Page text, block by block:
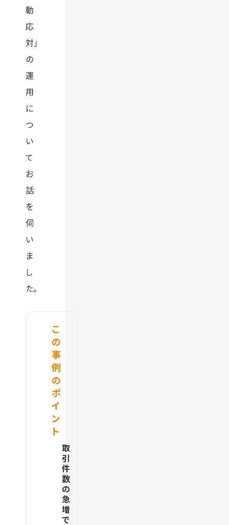
動
応
対」
の
運
用
に
つ
い
て
お
話
を
伺
い
ま
し
た。
こ
の
事
例
の
ポ
イ
ン
ト
取
引
件
数
の
急
増
で